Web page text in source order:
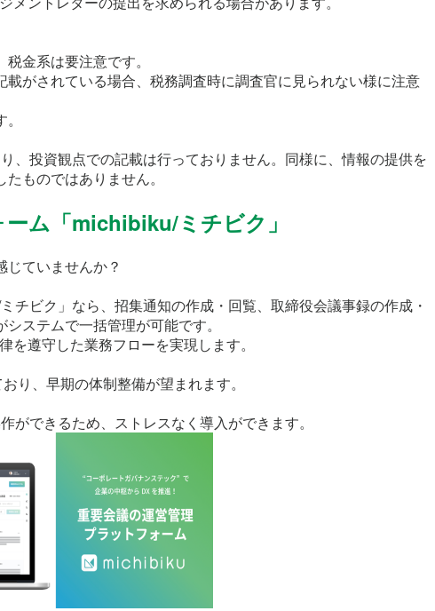
金系は要注意です。
がされている場合、税務調査時に調査官に見られない様に注意
、投資観点での記載は行っておりません。同様に、情報の提供を
ものではありません。
ム「michibiku/ミチビク」
じていませんか？
チビク」なら、招集通知の作成・回覧、取締役会議事録の作成・
ステムで一括管理が可能です。
遵守した業務フローを実現します。
り、早期の体制整備が望まれます。
ができるため、ストレスなく導入ができます。